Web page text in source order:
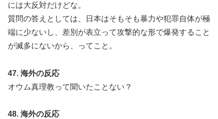
には大反対だけどな。
質問の答えとしては、日本はそもそも暴力や犯罪自体が極
端に少ないし、差別が表立って攻撃的な形で爆発すること
が滅多にないから、ってこと。
47. 海外の反応
オウム真理教って聞いたことない？
48. 海外の反応